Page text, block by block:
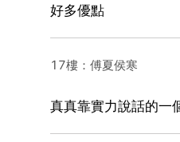
好多優點
17樓：傅夏侯寒
真真靠實力說話的一